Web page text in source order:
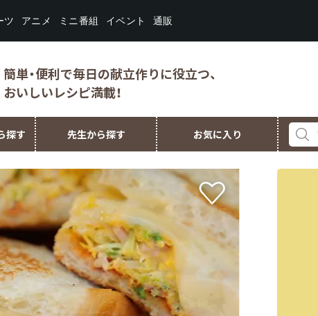
ツ アニメ ミニ番組 イベント 通販
簡単・便利で毎日の献立作りに役立つ、
おいしいレシピ満載！
探す 先生から探す お気に入り